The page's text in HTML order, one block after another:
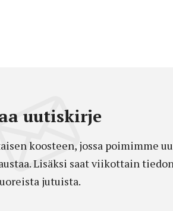
uutiskirje
koosteen, jossa poimimme
Lisäksi saat viikottain
jutuista.